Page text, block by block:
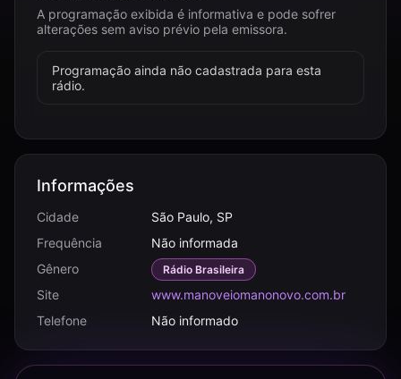
A programação exibida é informativa e pode sofrer
alterações sem aviso prévio pela emissora.
Programação ainda não cadastrada para esta
rádio.
Informações
Cidade
São Paulo, SP
Frequência
Não informada
Gênero
Rádio Brasileira
Site
www.manoveiomanonovo.com.br
Telefone
Não informado